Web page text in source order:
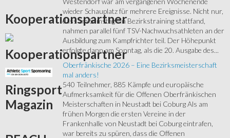
wieder Schauplatz für mehrere Ereignisse. Nicht nur,
dass am Samstag ein Bezirkstraining stattfand,
nahmen parallel fünf TSV-Nachwuchsathleten an der
Ausbildung zum Kampfrichter teil. Der Höhepunkt
erfolgte dann am Sonntag, als die 20. Ausgabe des...
Oberfränkische 2026 – Eine Bezirksmeisterschaft
mal anders!
540 Teilnehmer, 885 Kämpfe und europäische
Aufmerksamkeit für die Offenen Oberfränkischen
Meisterschaften in Neustadt bei Coburg Als am
frühen Morgen die ersten Vereine in der
Frankenhalle von Neustadt bei Coburg eintrafen,
war bereits zu spüren, dass die Offenen
Kooperationspartner
Kooperationspartner
Ringsport
Magazin